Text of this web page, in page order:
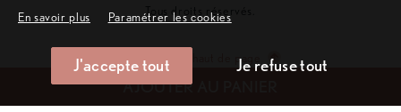
AJOUTER AU PANIER
Tous droits réservés.
Remonter en haut de page
Site internet créé sur mesure par l'agence web Aurion
En savoir plus Paramétrer les cookies
J'accepte tout Je refuse tout